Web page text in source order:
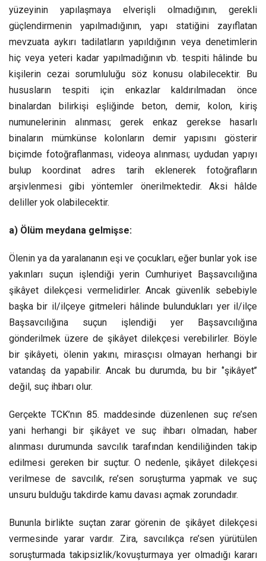
yüzeyinin yapılaşmaya elverişli olmadığının, gerekli
güçlendirmenin yapılmadığının, yapı statiğini zayıflatan
mevzuata aykırı tadilatların yapıldığının veya denetimlerin
hiç veya yeteri kadar yapılmadığının vb. tespiti hâlinde bu
kişilerin cezai sorumluluğu söz konusu olabilecektir. Bu
hususların tespiti için enkazlar kaldırılmadan önce
binalardan bilirkişi eşliğinde beton, demir, kolon, kiriş
numunelerinin alınması; gerek enkaz gerekse hasarlı
binaların mümkünse kolonların demir yapısını gösterir
biçimde fotoğraflanması, videoya alınması; uydudan yapıyı
bulup koordinat adres tarih eklenerek fotoğrafların
arşivlenmesi gibi yöntemler önerilmektedir. Aksi hâlde
deliller yok olabilecektir.
a) Ölüm meydana gelmişse:
Ölenin ya da yaralananın eşi ve çocukları, eğer bunlar yok ise
yakınları suçun işlendiği yerin Cumhuriyet Başsavcılığına
şikâyet dilekçesi vermelidirler. Ancak güvenlik sebebiyle
başka bir il/ilçeye gitmeleri hâlinde bulundukları yer il/ilçe
Başsavcılığına suçun işlendiği yer Başsavcılığına
gönderilmek üzere de şikâyet dilekçesi verebilirler. Böyle
bir şikâyeti, ölenin yakını, mirasçısı olmayan herhangi bir
vatandaş da yapabilir. Ancak bu durumda, bu bir ‘’şikâyet’’
değil, suç ihbarı olur.
Gerçekte TCK’nın 85. maddesinde düzenlenen suç re’sen
yani herhangi bir şikâyet ve suç ihbarı olmadan, haber
alınması durumunda savcılık tarafından kendiliğinden takip
edilmesi gereken bir suçtur. O nedenle, şikâyet dilekçesi
verilmese de savcılık, re’sen soruşturma yapmak ve suç
unsuru bulduğu takdirde kamu davası açmak zorundadır.
Bununla birlikte suçtan zarar görenin de şikâyet dilekçesi
vermesinde yarar vardır. Zira, savcılıkça re’sen yürütülen
soruşturmada takipsizlik/kovuşturmaya yer olmadığı kararı